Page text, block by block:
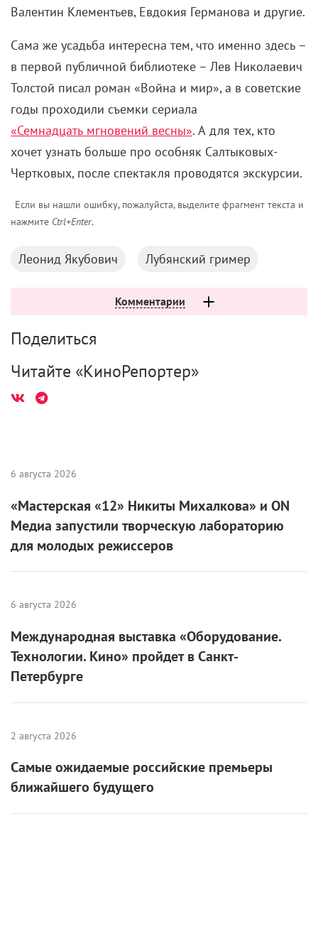
Валентин Клементьев, Евдокия Германова и другие.
Сама же усадьба интересна тем, что именно здесь –
в первой публичной библиотеке – Лев Николаевич
Толстой писал роман «Война и мир», а в советские
годы проходили съемки сериала
«Семнадцать мгновений весны». А для тех, кто
хочет узнать больше про особняк Салтыковых-
Чертковых, после спектакля проводятся экскурсии.
Если вы нашли ошибку, пожалуйста, выделите фрагмент текста и
нажмите Ctrl+Enter.
Леонид Якубович Лубянский гример
Комментарии
Поделиться
Читайте «КиноРепортер»
6 августа 2026
«Мастерская «12» Никиты Михалкова» и ON
Медиа запустили творческую лабораторию
для молодых режиссеров
6 августа 2026
Международная выставка «Оборудование.
Технологии. Кино» пройдет в Санкт-
Петербурге
2 августа 2026
Самые ожидаемые российские премьеры
ближайшего будущего